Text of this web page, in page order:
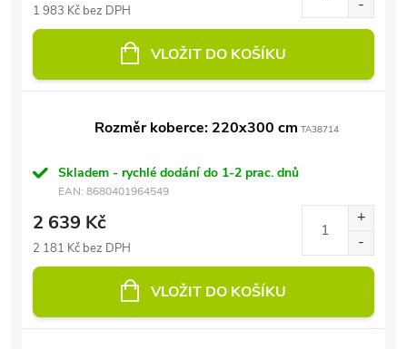
1 983 Kč bez DPH
VLOŽIT DO KOŠÍKU
Rozměr koberce: 220x300 cm TA38714
Skladem - rychlé dodání do 1-2 prac. dnů
EAN: 8680401964549
2 639 Kč
2 181 Kč bez DPH
VLOŽIT DO KOŠÍKU